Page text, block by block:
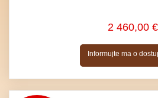
2 460,00 €
Informujte ma o